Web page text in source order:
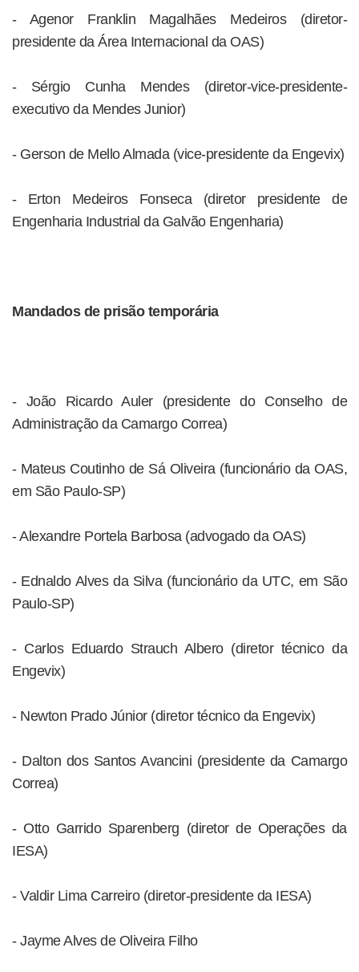
- Agenor Franklin Magalhães Medeiros (diretor-
presidente da Área Internacional da OAS)
- Sérgio Cunha Mendes (diretor-vice-presidente-
executivo da Mendes Junior)
- Gerson de Mello Almada (vice-presidente da Engevix)
- Erton Medeiros Fonseca (diretor presidente de
Engenharia Industrial da Galvão Engenharia)
Mandados de prisão temporária
- João Ricardo Auler (presidente do Conselho de
Administração da Camargo Correa)
- Mateus Coutinho de Sá Oliveira (funcionário da OAS,
em São Paulo-SP)
- Alexandre Portela Barbosa (advogado da OAS)
- Ednaldo Alves da Silva (funcionário da UTC, em São
Paulo-SP)
- Carlos Eduardo Strauch Albero (diretor técnico da
Engevix)
- Newton Prado Júnior (diretor técnico da Engevix)
- Dalton dos Santos Avancini (presidente da Camargo
Correa)
- Otto Garrido Sparenberg (diretor de Operações da
IESA)
- Valdir Lima Carreiro (diretor-presidente da IESA)
- Jayme Alves de Oliveira Filho